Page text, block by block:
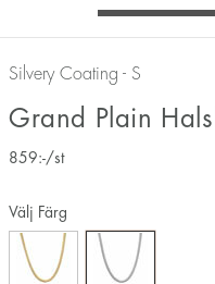
Silvery Coating - S
Grand Plain
859:-/st
Välj Färg